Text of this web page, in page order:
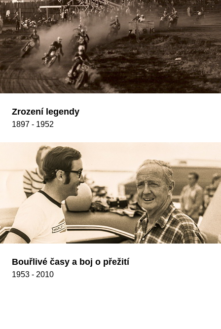
Zrození legendy
1897 - 1952
Bouřlivé časy a boj o přežití
1953 - 2010